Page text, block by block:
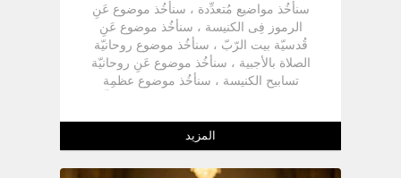
سنأخُذ مواضيع مُتعدِّدة ، سنأخُذ موضوع عَنِ
الرموز فِى الكنيسة ، سنأخُذ موضوع عَنِ
قُدسيّة بيت الرّبّ ، سنأخُذ موضوع روحانيّة
الصلاة بالأجبية ، سنأخُذ موضوع عَنِ روحانيّة
تسابيح الكنيسة ، سنأخُذ موضوع عظمِة
بيت الرّبّ ، وَهى جسد المسيح السرِّى ،
وَتكلّمنا عَنِ الصلاة التّى نُصلّيها عَنِ الكنيسة أنّها
[ واحِدة وحيدة مُقدّسة جامِعة رسوليّة ] ،
المزيد